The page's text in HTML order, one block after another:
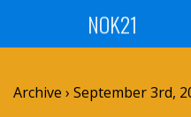
NOK21
Archive › September 3rd,